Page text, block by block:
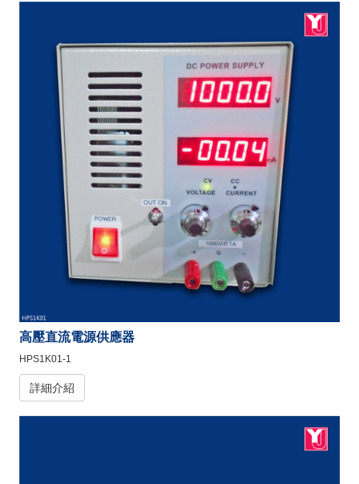
高壓直流電源供應器
HPS1K01-1
詳細介紹